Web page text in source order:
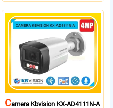
CAmera Kbvision KX-AD4111N-A